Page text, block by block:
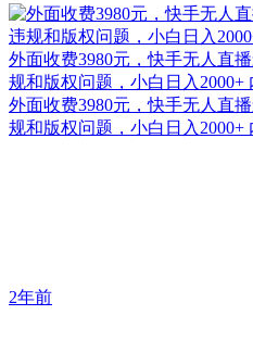
外面收费3980元，快手无人直
规和版权问题，小白日入2000+
外面收费3980元，快手无人直
规和版权问题，小白日入2000+
2年前